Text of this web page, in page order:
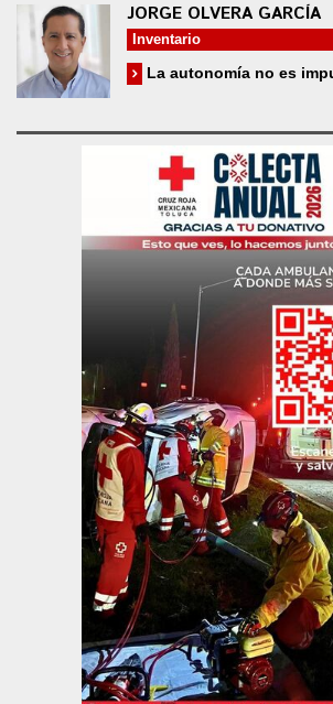
JORGE OLVERA GARCÍA
Inventario
La autonomía no es